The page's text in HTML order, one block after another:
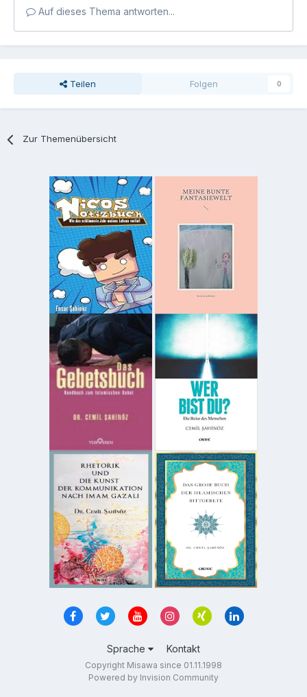
Auf dieses Thema antworten...
Teilen Folgen 0
Zur Themenübersicht
Sprache Kontakt
Copyright Misawa since 01.11.1998
Powered by Invision Community